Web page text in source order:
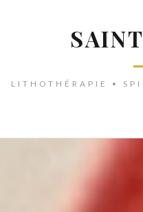
LITHOTHÉRAPIE •